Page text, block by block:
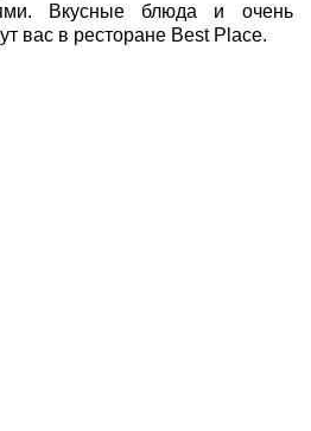
Вкусные блюда и очень
вас в ресторане Best Place.